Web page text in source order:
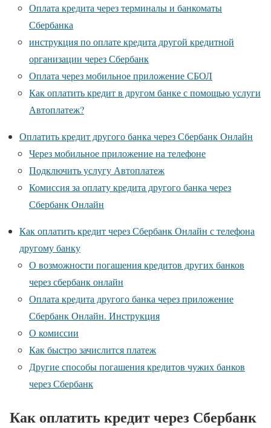
Оплата кредита через терминалы и банкоматы
Сбербанка
инструкция по оплате кредита другой кредитной
организации через Сбербанк
Оплата через мобильное приложение СБОЛ
Как оплатить кредит в другом банке с помощью услуги
Автоплатеж?
Оплатить кредит другого банка через Сбербанк Онлайн
Через мобильное приложение на телефоне
Подключить услугу Автоплатеж
Комиссия за оплату кредита другого банка через
Сбербанк Онлайн
Как оплатить кредит через Сбербанк Онлайн с телефона
другому банку
О возможности погашения кредитов других банков
через сбербанк онлайн
Оплата кредита другого банка через приложение
Сбербанк Онлайн. Инструкция
О комиссии
Как быстро зачислится платеж
Другие способы погашения кредитов чужих банков
через Сбербанк
Как оплатить кредит через Сбербанк